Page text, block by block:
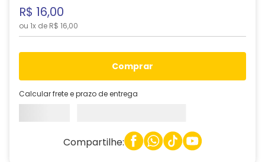
R$ 16,00
ou 1x de R$ 16,00
comprar
Calcular frete e prazo de entrega
Compartilhe: